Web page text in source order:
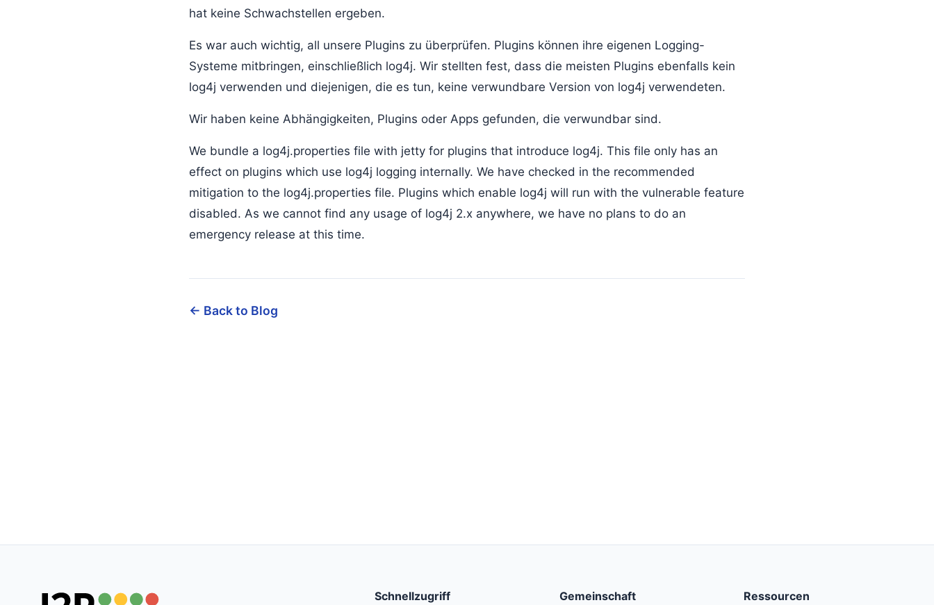
hat keine Schwachstellen ergeben.
Es war auch wichtig, all unsere Plugins zu überprüfen. Plugins können ihre eigenen Logging-
Systeme mitbringen, einschließlich log4j. Wir stellten fest, dass die meisten Plugins ebenfalls kein
log4j verwenden und diejenigen, die es tun, keine verwundbare Version von log4j verwendeten.
Wir haben keine Abhängigkeiten, Plugins oder Apps gefunden, die verwundbar sind.
We bundle a log4j.properties file with jetty for plugins that introduce log4j. This file only has an
effect on plugins which use log4j logging internally. We have checked in the recommended
mitigation to the log4j.properties file. Plugins which enable log4j will run with the vulnerable feature
disabled. As we cannot find any usage of log4j 2.x anywhere, we have no plans to do an
emergency release at this time.
← Back to Blog
Schnellzugriff Gemeinschaft Ressourcen